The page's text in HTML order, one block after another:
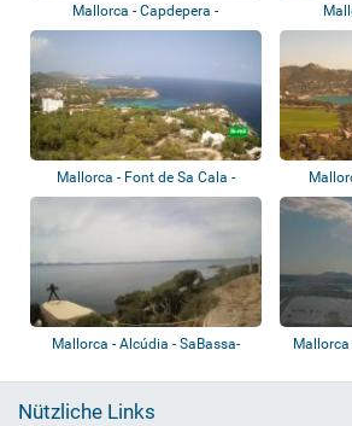
Mallorca - Capdepera -
Panoramablick
Mallorca - Font de Sa Cala -
Panoramabli...
Mallorca - Alcúdia - SaBassa-
Nützliche Links